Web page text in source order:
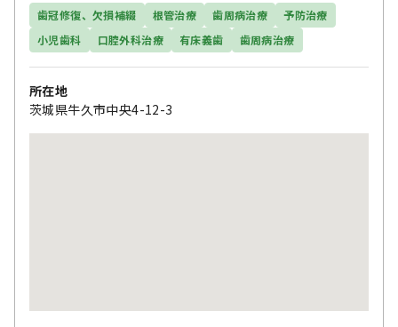
歯冠修復、欠損補綴 根管治療 歯周病治療
予防治療
小児歯科
口腔外科治療 有床義歯 歯周病治療
所在地
茨城県牛久市中央4-12-3